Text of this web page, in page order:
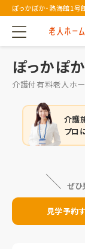
ぽっかぽか・熱海館1号
ぽっかぽ
介護付有料老人ホ
介護
プロ
ぜひ
見学予約